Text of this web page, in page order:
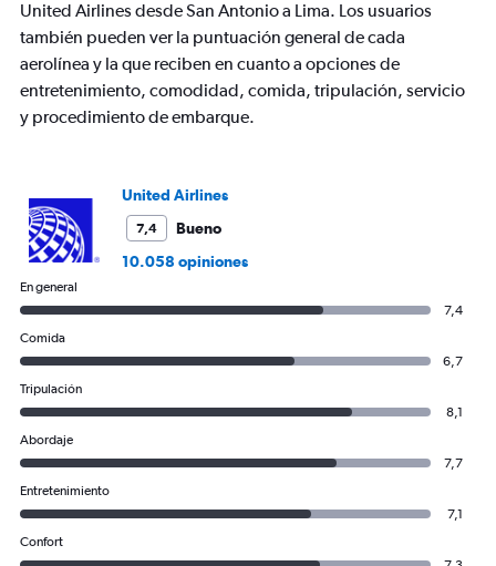
Y
axis
displaying
values.
Range:
0
United Airlines desde San Antonio a Lima. Los usuarios
también pueden ver la puntuación general de cada
aerolínea y la que reciben en cuanto a opciones de
entretenimiento, comodidad, comida, tripulación, servicio
y procedimiento de embarque.
United Airlines
7,4
Bueno
10.058 opiniones
En general
7,4
Comida
6,7
Tripulación
8,1
Abordaje
7,7
Entretenimiento
7,1
Confort